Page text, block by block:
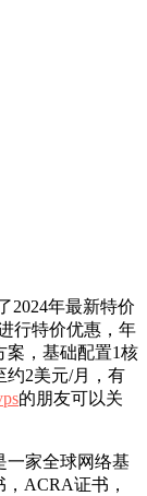
2024年最新特价
行特价优惠，年
案，基础配置1核
约2美元/月，有
的朋友可以关
一家全球网络基
ACRA证书，